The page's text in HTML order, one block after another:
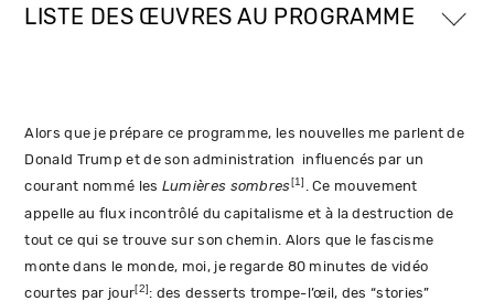
LISTE DES ŒUVRES AU PROGRAMME
Alors que je prépare ce programme, les nouvelles me parlent de
Donald Trump et de son administration influencés par un
courant nommé les Lumières sombres[1] . Ce mouvement
appelle au flux incontrôlé du capitalisme et à la destruction de
tout ce qui se trouve sur son chemin. Alors que le fascisme
monte dans le monde, moi, je regarde 80 minutes de vidéo
courtes par jour[2]: des desserts trompe-l’œil, des “stories”